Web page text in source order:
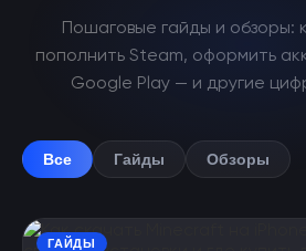
Пошаговые гайды и обзоры:
пополнить Steam, оформить
Google Play — и другие
Все Гайды Обзоры
ГАЙДЫ